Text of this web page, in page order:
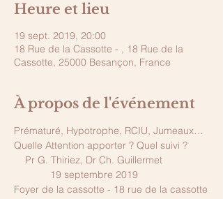
Heure et lieu
19 sept. 2019, 20:00
18 Rue de la Cassotte - , 18 Rue de la
Cassotte, 25000 Besançon, France
À propos de l'événement
Prématuré, Hypotrophe, RCIU, Jumeaux…
Quelle Attention apporter ? Quel suivi ?
Pr G. Thiriez, Dr Ch. Guillermet
19 septembre 2019
Foyer de la cassotte - 18 rue de la cassotte